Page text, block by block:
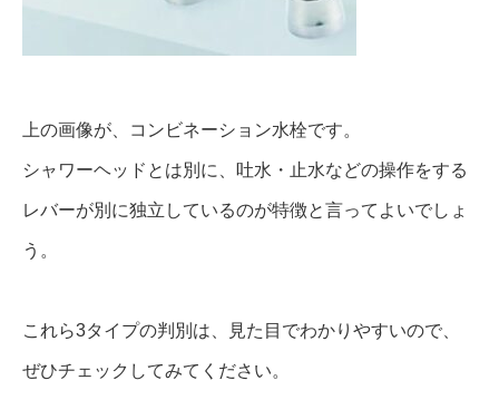
上の画像が、コンビネーション水栓です。
シャワーヘッドとは別に、吐水・止水などの操作をする
レバーが別に独立しているのが特徴と言ってよいでしょ
う。
これら3タイプの判別は、見た目でわかりやすいので、
ぜひチェックしてみてください。